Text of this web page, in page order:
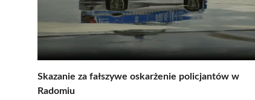
Skazanie za fałszywe oskarżenie policjantów w
Radomiu